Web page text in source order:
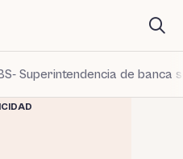
Superintendencia de banca